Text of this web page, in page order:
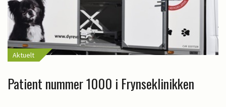
Aktuelt
Patient nummer 1000 i Frynseklinikken